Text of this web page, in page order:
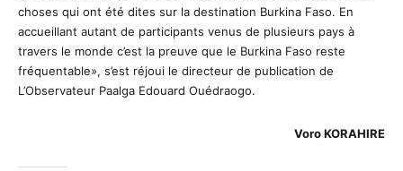
choses qui ont été dites sur la destination Burkina Faso. En
accueillant autant de participants venus de plusieurs pays à
travers le monde c’est la preuve que le Burkina Faso reste
fréquentable», s’est réjoui le directeur de publication de
L’Observateur Paalga Edouard Ouédraogo.
Voro KORAHIRE